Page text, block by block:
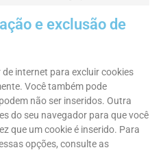
e exclusão de
internet para excluir cookies
Você também pode
não ser inseridos. Outra
do seu navegador para que você
que um cookie é inserido. Para
opções, consulte as